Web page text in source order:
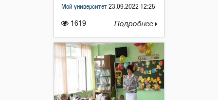
1619
Мой университет 23.09.2022 12:25
Подробнее